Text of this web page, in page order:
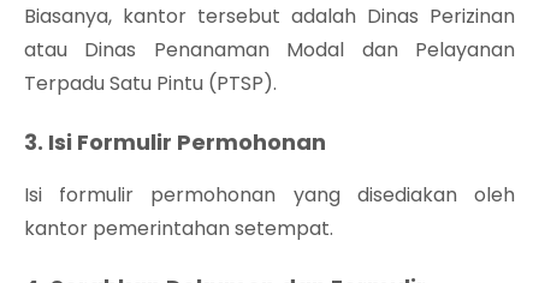
Biasanya, kantor tersebut adalah Dinas Perizinan
atau Dinas Penanaman Modal dan Pelayanan
Terpadu Satu Pintu (PTSP).
3. Isi Formulir Permohonan
Isi formulir permohonan yang disediakan oleh
kantor pemerintahan setempat.